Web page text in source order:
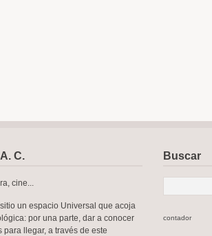
C.
cine...
un espacio Universal que acoja
por una parte, dar a conocer
para llegar, a través de este
Buscar
contador